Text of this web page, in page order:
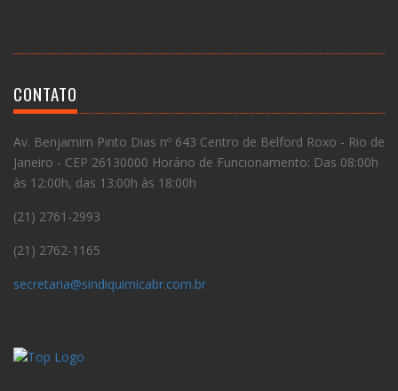
CONTATO
Av. Benjamim Pinto Dias nº 643 Centro de Belford Roxo - Rio de
Janeiro - CEP 26130000 Horário de Funcionamento: Das 08:00h
às 12:00h, das 13:00h às 18:00h
(21) 2761-2993
(21) 2762-1165
secretaria@sindiquimicabr.com.br